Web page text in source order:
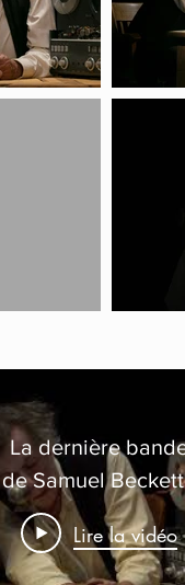
La dernière
de Samuel
teaser
Lire la vidéo